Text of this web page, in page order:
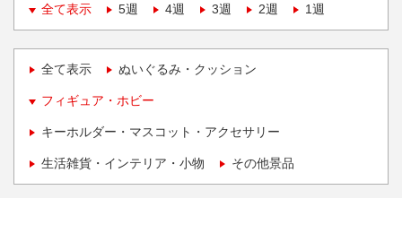
全て表示
5週 4週 3週 2週 1週
全て表示 ぬいぐるみ・クッション
フィギュア・ホビー
キーホルダー・マスコット・アクセサリー
生活雑貨・インテリア・小物 その他景品